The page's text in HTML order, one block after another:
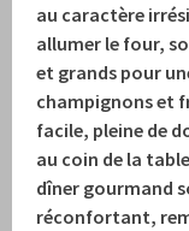
au caractère
allumer le four,
et grands pour
champignons et
facile, pleine de
au coin de la
dîner gourmand
réconfortant,